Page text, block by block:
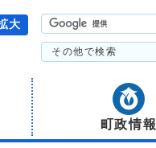
大
その他で検索
町政情報